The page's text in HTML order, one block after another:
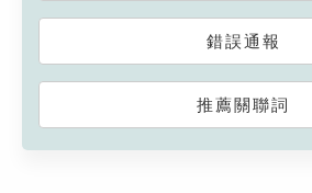
錯誤通報
推薦關聯詞